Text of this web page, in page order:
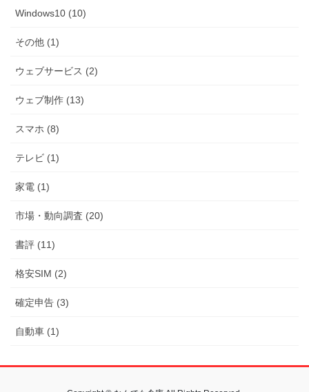
Windows10 (10)
その他 (1)
ウェブサービス (2)
ウェブ制作 (13)
スマホ (8)
テレビ (1)
家電 (1)
市場・動向調査 (20)
書評 (11)
格安SIM (2)
確定申告 (3)
自動車 (1)